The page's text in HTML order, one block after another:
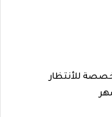
للأنتظار